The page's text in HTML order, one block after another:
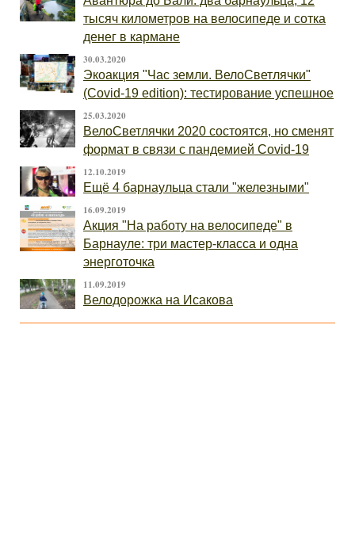
тысяч километров на велосипеде и сотка
денег в кармане
30.03.2020
Экоакция "Час земли. ВелоСветлячки"
(Covid-19 edition): тестирование успешное
25.03.2020
ВелоСветлячки 2020 состоятся, но сменят
формат в связи с пандемией Covid-19
12.10.2019
Ещё 4 барнаульца стали "железными"
16.09.2019
Акция "На работу на велосипеде" в
Барнауле: три мастер-класса и одна
энерготочка
11.09.2019
Велодорожка на Исакова